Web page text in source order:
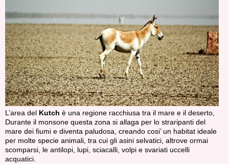
L’area del Kutch è una regione racchiusa tra il mare e il deserto,
Durante il monsone questa zona si allaga per lo straripanti del
mare dei fiumi e diventa paludosa, creando cosi’ un habitat ideale
per molte specie animali, tra cui gli asini selvatici, altrove ormai
scomparsi, le antilopi, lupi, sciacalli, volpi e svariati uccelli
acquatici.